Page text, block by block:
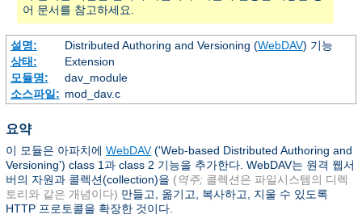
어 문서를 참고하세요.
설명: Distributed Authoring and Versioning (WebDAV) 기능
상태:
Extension
모듈명:
dav_module
소스파일: mod_dav.c
요약
이 모듈은 아파치에 WebDAV('Web-based Distributed Authoring and
Versioning') class 1과 class 2 기능을 추가한다. WebDAV는 원격 웹서
버의 자원과 콜렉션(collection)을 (역주; 콜렉션은 파일시스템의 디렉
토리와 같은 개념이다) 만들고, 옮기고, 복사하고, 지울 수 있도록
HTTP 프로토콜을 확장한 것이다.